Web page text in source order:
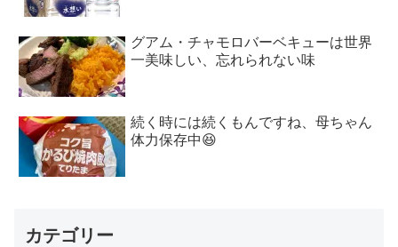
グアム・チャモロバーベキューは世界
一美味しい、忘れられない味
続く時には続くもんですね、母ちゃん
体力保存中😆
カテゴリー